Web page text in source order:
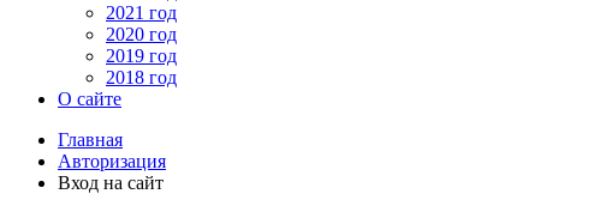
2021 год
2020 год
2019 год
2018 год
О сайте
Главная
Авторизация
Вход на сайт